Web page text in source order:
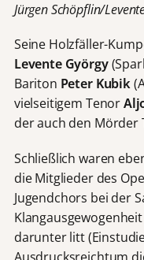
Jürgen Schöpflin/
Seine Holzfäller-
Levente György
Bariton Peter Kubik
vielseitigem Tenor
der auch den Mörder
Schließlich waren
die Mitglieder des
Jugendchors bei der
darunter litt